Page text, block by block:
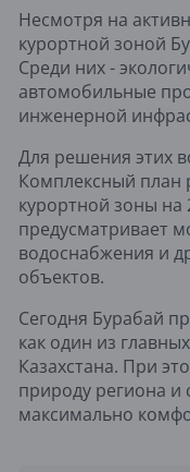
Несмотря на
курортной зоной
Среди них-
автомобильные
инженерной
Для решения этих
Комплексный план
курортной зоны на
предусматривает
водоснабжения и
объектов.
Сегодня Бурабай
как один из
Казахстана. При
природу региона и
максимально